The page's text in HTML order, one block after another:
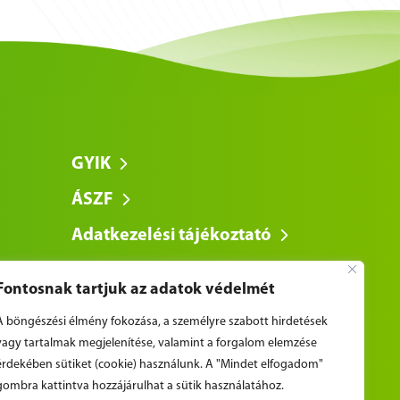
tartjuk az adatok védelmét
böngészési élmény fokozása, a személyre szabott hirdetések
tartalmak megjelenítése, valamint a forgalom elemzése
sütiket (cookie) használunk. A "Mindet elfogadom"
kattintva hozzájárulhat a sütik használatához.
GYIK
ÁSZF
Adatkezelési tájékoztató